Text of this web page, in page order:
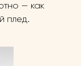
— как
плед.